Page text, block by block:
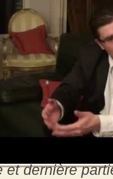
et dernière